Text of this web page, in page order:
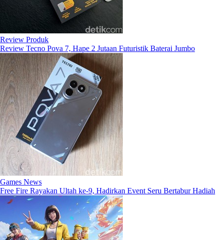
Review Produk
Review Tecno Pova 7, Hape 2 Jutaan Futuristik Baterai Jumbo
Games News
Free Fire Rayakan Ultah ke-9, Hadirkan Event Seru Bertabur Hadiah